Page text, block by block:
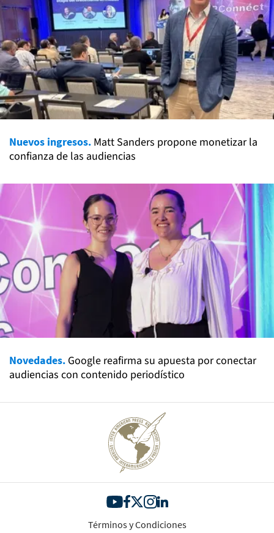
Nuevos ingresos. Matt Sanders propone monetizar la
confianza de las audiencias
Novedades. Google reafirma su apuesta por conectar
audiencias con contenido periodístico
Términos y Condiciones